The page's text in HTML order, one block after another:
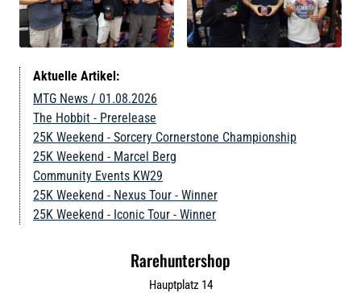
Aktuelle Artikel:
MTG News / 01.08.2026
The Hobbit - Prerelease
25K Weekend - Sorcery Cornerstone Championship
25K Weekend - Marcel Berg
Community Events KW29
25K Weekend - Nexus Tour - Winner
25K Weekend - Iconic Tour - Winner
Rarehuntershop
Hauptplatz 14